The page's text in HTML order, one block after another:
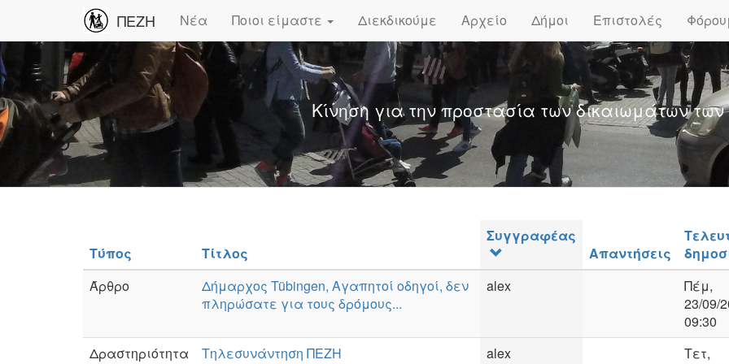
ΠΕΖΗ Νέα Ποιοι είμαστε Διεκδικούμε Αρχείο Δήμοι Επιστολές
Κίνηση για την προστασία των δικαιωμάτων
Τύπος Τίτλος
Συγγραφέας
Απαντήσεις
Άρθρο
Δήμαρχος Tübingen, Αγαπητοί οδηγοί, δεν
πληρώσατε για τους δρόμους...
alex
Πέμ,
23/09/
09:30
Δραστηριότητα
Τηλεσυνάντηση ΠΕΖΗ alex
Τετ,